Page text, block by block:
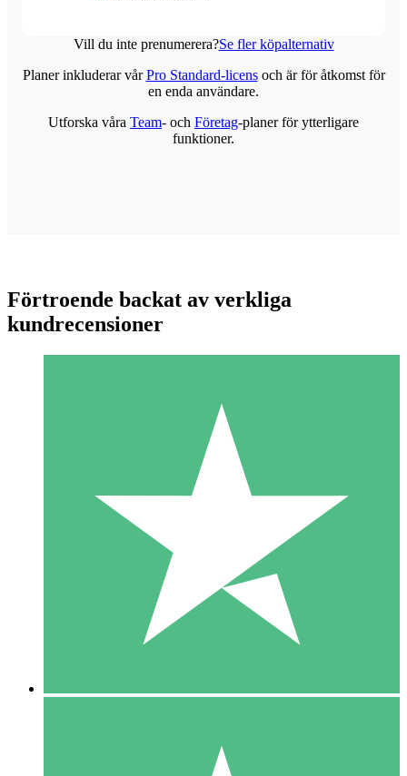
Vill du inte prenumerera?Se fler köpalternativ
Individuella Kreditpaket
Betala per användning med nedladdningskrediter. Inget
1 Nedladdningar
10 00
10 Nedladdningar
Planer inkluderar vårPro Standard-licensoch är för åtkomst för
en enda användare.
Utforska våra Team- och Företag-planer för ytterligare
funktioner.
Förtroende backat av verkliga
kundrecensioner